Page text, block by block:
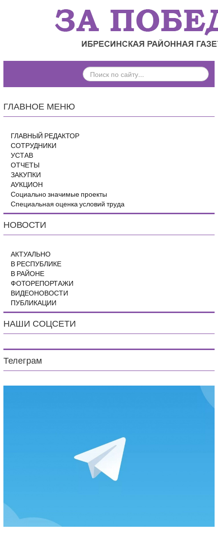
ПОИСК
ПО
ГЛАВНОЕ МЕНЮ
ГЛАВНЫЙ РЕДАКТОР
СОТРУДНИКИ
УСТАВ
ОТЧЕТЫ
ЗАКУПКИ
АУКЦИОН
Социально значимые проекты
Специальная оценка условий труда
НОВОСТИ
АКТУАЛЬНО
В РЕСПУБЛИКЕ
В РАЙОНЕ
ФОТОРЕПОРТАЖИ
ВИДЕОНОВОСТИ
ПУБЛИКАЦИИ
НАШИ СОЦСЕТИ
Телеграм